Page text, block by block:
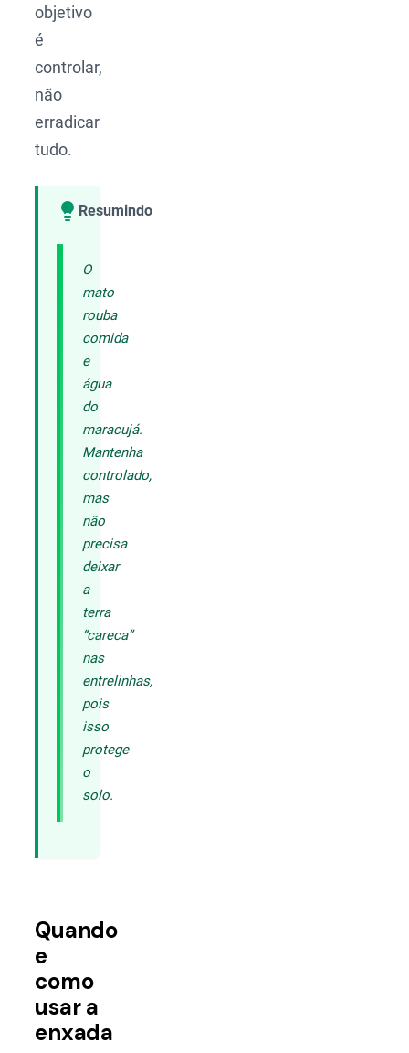
objetivo
é
controlar,
não
erradicar
tudo.
Resumindo
O
mato
rouba
comida
e
água
do
maracujá.
Mantenha
controlado,
mas
não
precisa
deixar
a
terra
“careca”
nas
entrelinhas,
pois
isso
protege
o
solo.
Quando
e
como
usar a
enxada